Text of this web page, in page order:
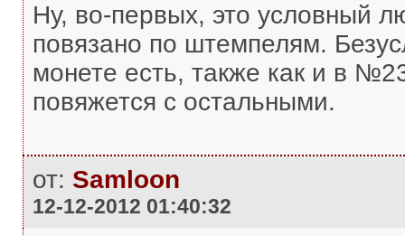
Ну, во-первых, это условный
повязано по штемпелям.
монете есть, также как и в
повяжется с остальными.
от: Samloon
12-12-2012 01:40:32